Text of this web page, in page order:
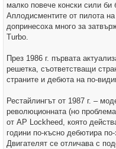
малко повече конски сили би
Аплодисментите от пилота
допринесоха много за
Turbo.
През 1986 г. първата
решетка, съответстващи
страните и дебюта на по-
Рестайлингът от 1987 г. –
революционната (но
от AP Lockheed, която
години по-късно дебютира
Двигателят се отличава с